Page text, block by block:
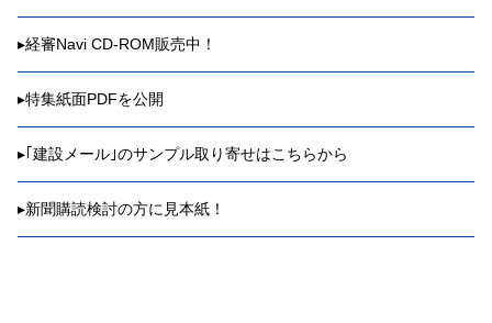
▸経審Navi CD-ROM販売中！
▸特集紙面PDFを公開
▸｢建設メール｣のサンプル取り寄せはこちらから
▸新聞購読検討の方に見本紙！